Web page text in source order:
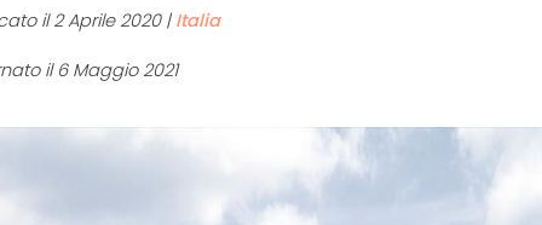
il2 Aprile 2020| Italia
il 6 Maggio 2021